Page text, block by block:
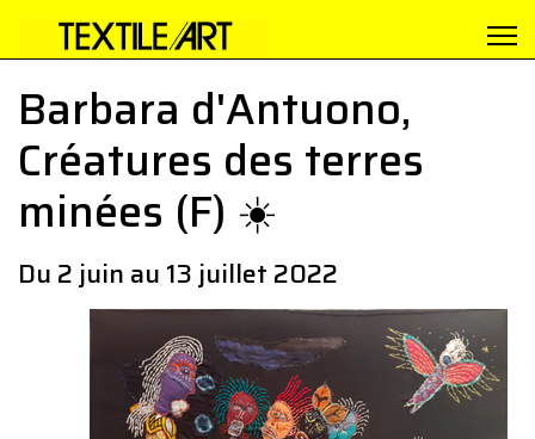
Barbara d'Antuono,
Créatures des terres
minées (F) ☀️
Du 2 juin au 13 juillet 2022